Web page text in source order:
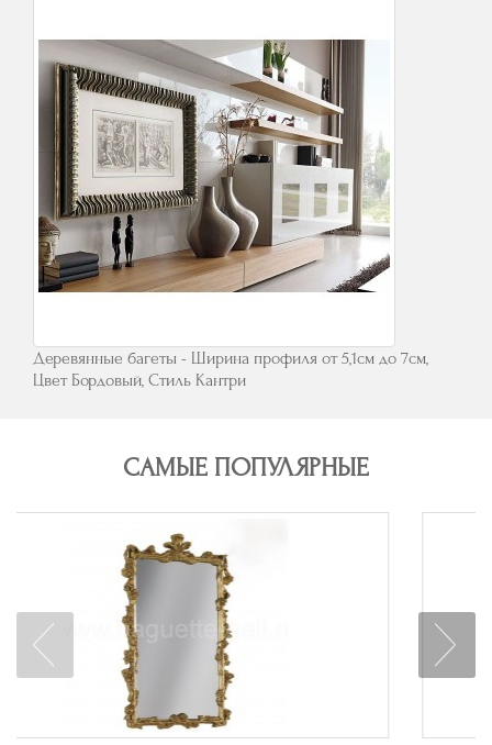
Деревянные багеты - Ширина профиля от 5,1см до 7см,
Цвет Бордовый, Стиль Кантри
САМЫЕ ПОПУЛЯРНЫЕ